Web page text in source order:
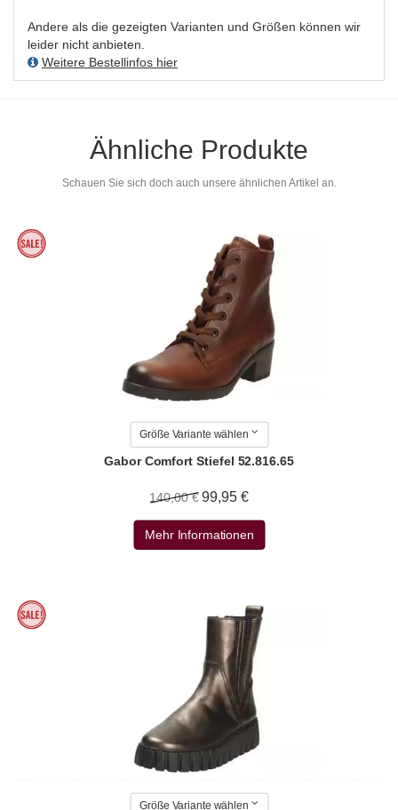
Andere als die gezeigten Varianten und Größen können wir
leider nicht anbieten.
Weitere Bestellinfos hier
Ähnliche Produkte
Schauen Sie sich doch auch unsere ähnlichen Artikel an.
Größe Variante wählen
Gabor Comfort Stiefel 52.816.65
140,00 € 99,95 €
Mehr Informationen
Größe Variante wählen